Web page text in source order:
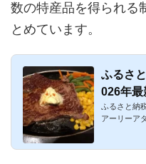
数の特産品を得られる
とめています。
ふるさ
026年最
ふるさと納
アーリーア